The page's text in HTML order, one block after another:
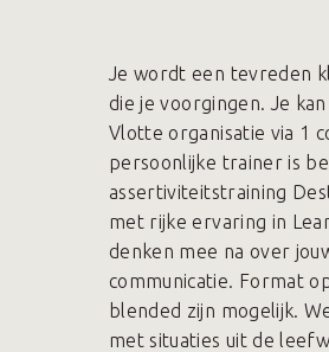
Je wordt een tevreden
die je voorgingen. Je
Vlotte organisatie via 1
persoonlijke trainer is
assertiviteitstraining
met rijke ervaring in
denken mee na over
communicatie. Format
blended zijn mogelijk.
met situaties uit de